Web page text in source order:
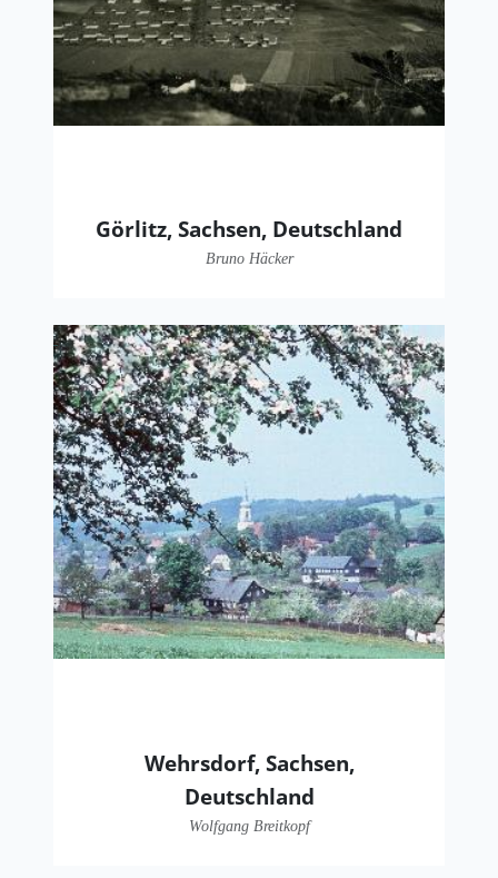
Görlitz, Sachsen, Deutschland
Bruno Häcker
Wehrsdorf, Sachsen,
Deutschland
Wolfgang Breitkopf